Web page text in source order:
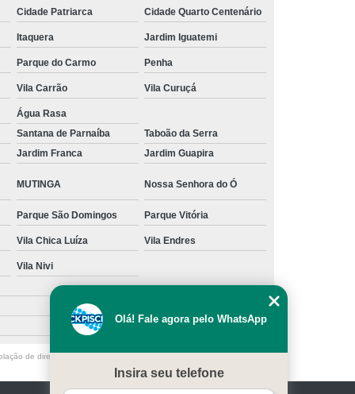
Tratamento e Manutenção de Piscinas
de Piscinas em Hotéis
Manutenção para Piscina em Casa
Limpeza de Piscina água Verde
Limpeza de Piscina Muito Suja
Limpeza de Piscina por Ionização
Filtro Piscina
Limpeza Piscina Verde
Piscina
Manutenção de Piscina
em Piscina
Manutenção para Piscina
Cheia
Manutenção Piscina Fibra
Piscina Vinil
Manutenção de Bomba de Piscina
Manutenção de Motor de Piscina
Manutenção em Filtro de Piscina
Cidade Patriarca Cidade Quarto Centenário
Itaquera Jardim Iguatemi
Parque do Carmo Penha
Vila Carrão Vila Curuçá
Água Rasa
Santana de Parnaíba
Taboão da Serra
Jardim Franca Jardim Guapira
MUTINGA Nossa Senhora do Ó
Parque São Domingos Parque Vitória
Vila Chica Luíza Vila Endres
Vila Nivi
de direito autoral – artigo 184 do Código Penal –
Olá! Fale agora pelo WhatsApp
Insira seu telefone